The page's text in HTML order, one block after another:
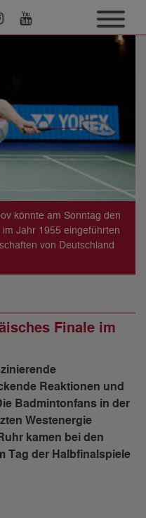
könnte am Sonntag den
Jahr 1955 eingeführten
von Deutschland
Finale im
Reaktionen und
Badmintonfans in der
Westenergie
kamen bei den
Tag der Halbfinalspiele